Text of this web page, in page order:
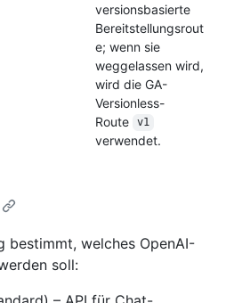
versionsbasierte
Bereitstellungsrout
e; wenn sie
weggelassen wird,
wird die GA-
Versionless-
Route
v1
verwendet.
bestimmt, welches OpenAI-
soll: